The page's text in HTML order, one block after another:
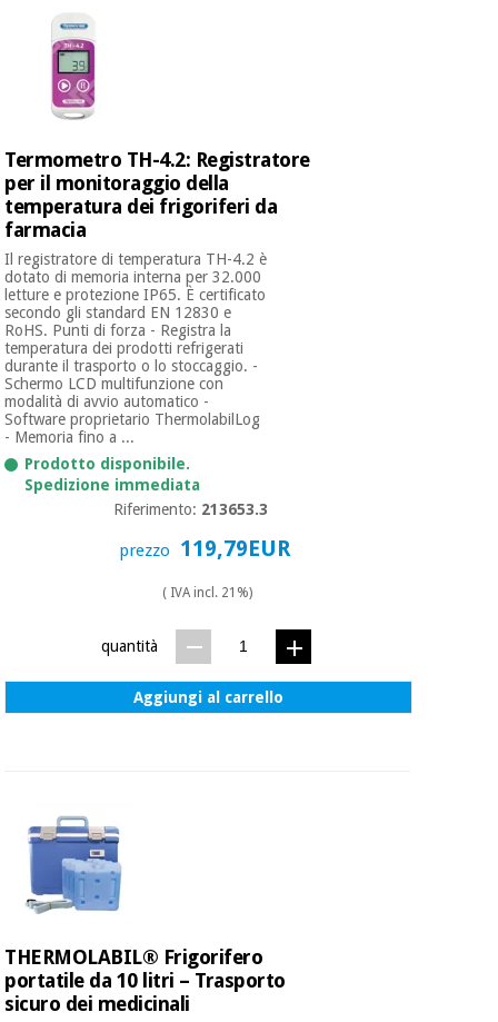
per la
protezione
coronavirus
fitness e
pilates
Sport
e
giochi
Armadi
sanitari
Veterinario
Ortopedia
(liquidazione)
Fisaude
Academy
Armadi
terapeutici
Materiale
essenziale
per la
protezione
dei
coronavirus
Aerobica,
fitness e
pilates
Sport
e
giochi
chirurgici
(liquidazione)
Termometro TH-4.2: Registratore
per il monitoraggio della
temperatura dei frigoriferi da
farmacia
Il registratore di temperatura TH-4.2 è
dotato di memoria interna per 32.000
letture e protezione IP65. È certificato
secondo gli standard EN 12830 e
RoHS. Punti di forza - Registra la
temperatura dei prodotti refrigerati
durante il trasporto o lo stoccaggio. -
Schermo LCD multifunzione con
modalità di avvio automatico -
Software proprietario ThermolabilLog
- Memoria fino a ...
Prodotto disponibile.
Spedizione immediata
Riferimento: 213653.3
prezzo 119,79EUR
( IVA incl. 21%)
quantità
Aggiungi al carrello
THERMOLABIL® Frigorifero
portatile da 10 litri – Trasporto
sicuro dei medicinali